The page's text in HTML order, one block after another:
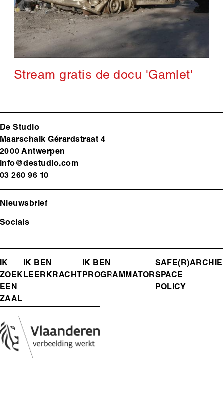
Stream gratis de docu 'Gamlet'
De Studio
Maarschalk Gérardstraat 4
2000 Antwerpen
info@destudio.com
03 260 96 10
Nieuwsbrief
Socials
FOOTER-
MENU
IK
ZOEK
EEN
ZAAL
IK BEN
LEERKRACHT
IK BEN
PROGRAMMATOR
SAFE(R)
SPACE
POLICY
Media
Afbeelding